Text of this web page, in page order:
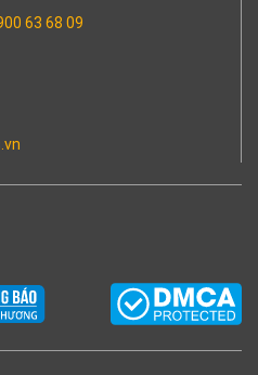
63 68 09